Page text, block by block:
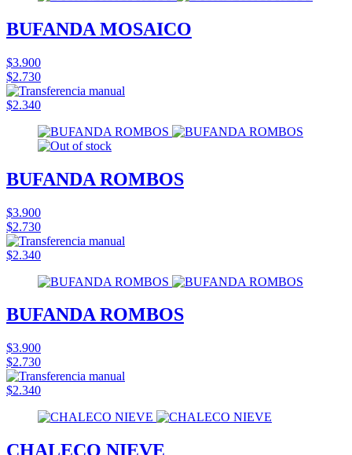
BUFANDA MOSAICO
$3.900
$2.730
$2.340
BUFANDA ROMBOS
$3.900
$2.730
$2.340
BUFANDA ROMBOS
$3.900
$2.730
$2.340
CHALECO NIEVE